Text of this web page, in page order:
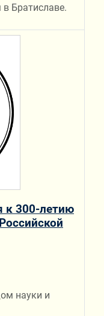
Братиславе.
к 300-летию
науки и